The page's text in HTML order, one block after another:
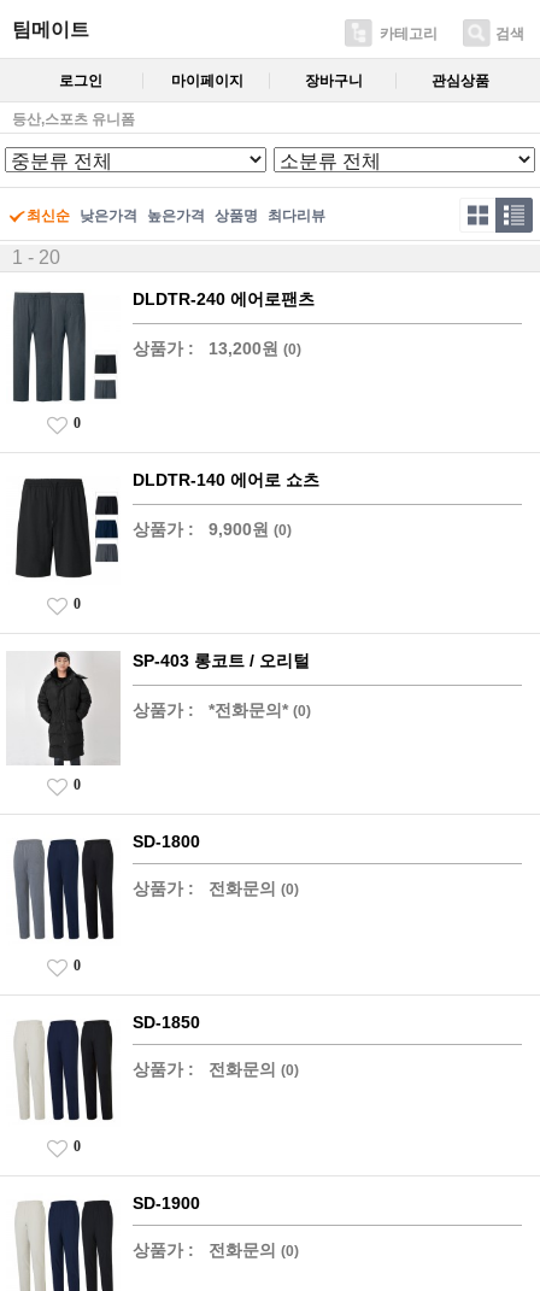
팀메이트 카테고리 검색
로그인 마이페이지 장바구니 관심상품
등산,스포츠 유니폼
최신순 낮은가격 높은가격 상품명 최다리뷰
1 - 20
DLDTR-240 에어로팬츠
상품가 : 13,200원 (0)
0
DLDTR-140 에어로 쇼츠
상품가 : 9,900원 (0)
0
SP-403 롱코트 / 오리털
상품가 : *전화문의* (0)
0
SD-1800
상품가 : 전화문의 (0)
0
SD-1850
상품가 : 전화문의 (0)
0
SD-1900
상품가 : 전화문의 (0)